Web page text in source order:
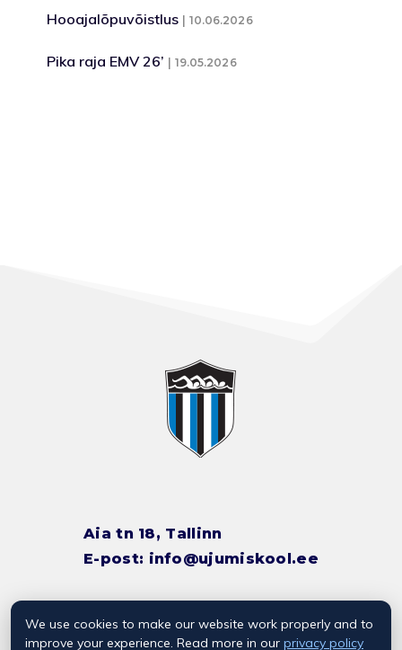
Hooajalõpuvõistlus 10.06.2026
Pika raja EMV 26’ 19.05.2026
Aia tn 18, Tallinn
E-post: info@ujumiskool.ee
TREENERITE KONTAKTID
We use cookies to make our website work properly and to
improve your experience. Read more in our privacy policy